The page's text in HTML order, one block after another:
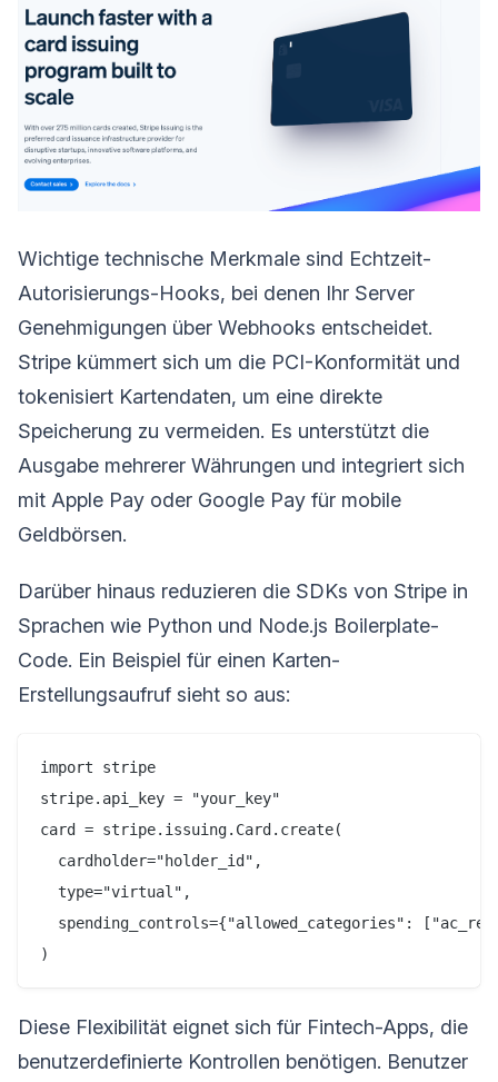
Wichtige technische Merkmale sind Echtzeit-
Autorisierungs-Hooks, bei denen Ihr Server
Genehmigungen über Webhooks entscheidet.
Stripe kümmert sich um die PCI-Konformität und
tokenisiert Kartendaten, um eine direkte
Speicherung zu vermeiden. Es unterstützt die
Ausgabe mehrerer Währungen und integriert sich
mit Apple Pay oder Google Pay für mobile
Geldbörsen.
Darüber hinaus reduzieren die SDKs von Stripe in
Sprachen wie Python und Node.js Boilerplate-
Code. Ein Beispiel für einen Karten-
Erstellungsaufruf sieht so aus:
import stripe
stripe.api_key = "your_key"
card = stripe.issuing.Card.create(
  cardholder="holder_id",
  type="virtual",
spending_controls={"allowed_categories":
Diese Flexibilität eignet sich für Fintech-Apps, die
benutzerdefinierte Kontrollen benötigen. Benutzer